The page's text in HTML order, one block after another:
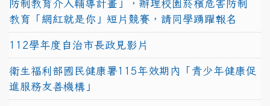
防制教育介入輔導計畫」，辦理校園菸檳危害防制
教育「網紅就是你」短片競賽，請同學踴躍報名
112學年度自治市長政見影片
衛生福利部國民健康署115年效期內「青少年健康促
進服務友善機構」